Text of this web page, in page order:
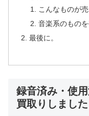
こんなものが
音楽系のもの
最後に。
録音済み・使
買取りしました